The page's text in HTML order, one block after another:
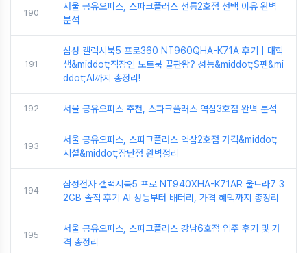
190
서울 공유오피스, 스파크플러스 선릉2호점 선택 이유 완벽
분석
191
삼성 갤럭시북5 프로360 NT960QHA-K71A 후기｜대학
생&middot;직장인 노트북 끝판왕? 성능&middot;S펜&mi
ddot;AI까지 총정리!
192 서울 공유오피스 추천, 스파크플러스 역삼3호점 완벽 분석
193
서울 공유오피스, 스파크플러스 역삼2호점 가격&middot;
시설&middot;장단점 완벽정리
194
삼성전자 갤럭시북5 프로 NT940XHA-K71AR 울트라7 3
2GB 솔직 후기 AI 성능부터 배터리, 가격 혜택까지 총정리
195
서울 공유오피스, 스파크플러스 강남6호점 입주 후기 및 가
격 총정리